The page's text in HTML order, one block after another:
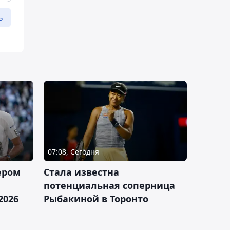
07:08, Сегодня
Cтала известна
потенциальная соперница
Рыбакиной в Торонто